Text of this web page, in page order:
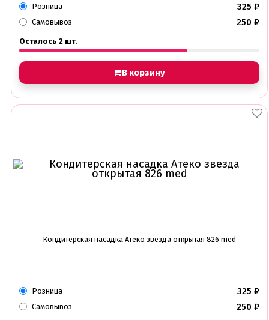
Розница 325 ₽
Самовывоз 250 ₽
Осталось 2 шт.
В корзину
Кондитерская насадка Атеко звезда открытая 826 med
Розница 325 ₽
Самовывоз 250 ₽